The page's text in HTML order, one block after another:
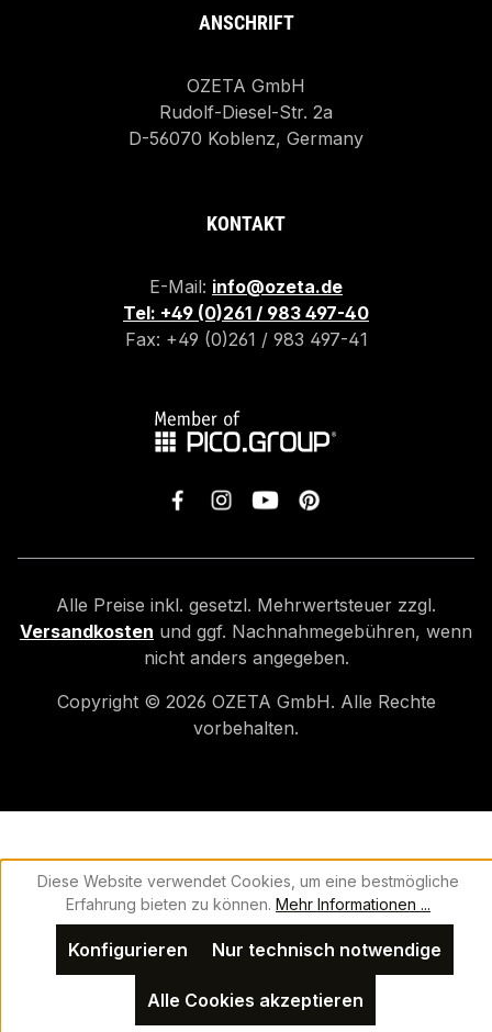
ANSCHRIFT
OZETA GmbH
Rudolf-Diesel-Str. 2a
D-56070 Koblenz, Germany
KONTAKT
E-Mail: info@ozeta.de
Tel: +49 (0)261 / 983 497-40
Fax: +49 (0)261 / 983 497-41
Alle Preise inkl. gesetzl. Mehrwertsteuer zzgl.
Versandkosten und ggf. Nachnahmegebühren, wenn
nicht anders angegeben.
Copyright © 2026 OZETA GmbH. Alle Rechte
vorbehalten.
Diese Website verwendet Cookies, um eine bestmögliche
Erfahrung bieten zu können. Mehr Informationen ...
Nur technisch notwendige
Konfigurieren
Alle Cookies akzeptieren